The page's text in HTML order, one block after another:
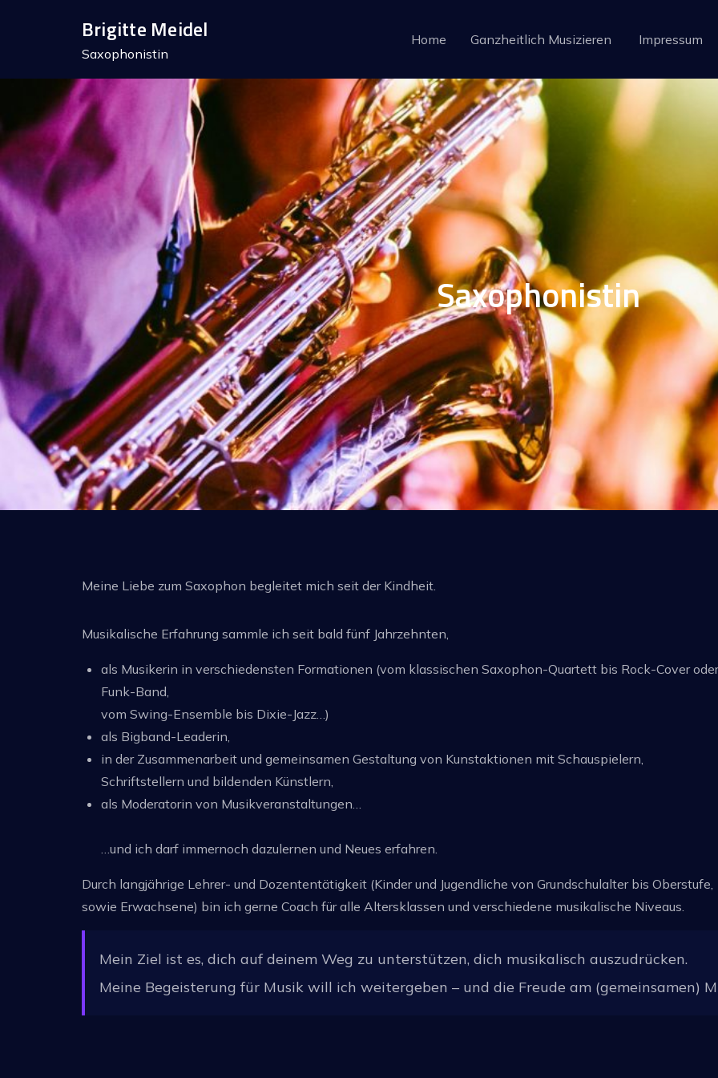
Brigitte Meidel
Saxophonistin
Home Ganzheitlich Musizieren Impressum
Saxophonistin
Meine Liebe zum Saxophon begleitet mich seit der Kindheit.
Musikalische Erfahrung sammle ich seit bald fünf Jahrzehnten,
als Musikerin in verschiedensten Formationen (vom klassischen Saxophon-Quartett bis Rock-Cover oder
Funk-Band,
vom Swing-Ensemble bis Dixie-Jazz…)
als Bigband-Leaderin,
in der Zusammenarbeit und gemeinsamen Gestaltung von Kunstaktionen mit Schauspielern,
Schriftstellern und bildenden Künstlern,
als Moderatorin von Musikveranstaltungen…
…und ich darf immernoch dazulernen und Neues erfahren.
Durch langjährige Lehrer- und Dozententätigkeit (Kinder und Jugendliche von Grundschulalter bis Oberstufe,
sowie Erwachsene) bin ich gerne Coach für alle Altersklassen und verschiedene musikalische Niveaus.
Mein Ziel ist es, dich auf deinem Weg zu unterstützen, dich musikalisch auszudrücken.
Meine Begeisterung für Musik will ich weitergeben – und die Freude am (gemeinsamen)